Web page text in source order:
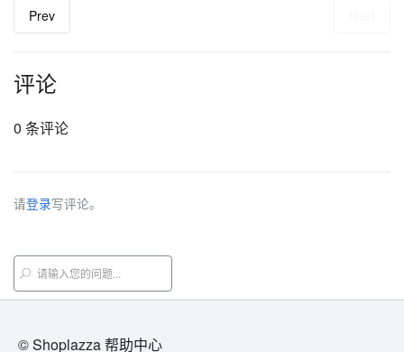
Prev
评论
0 条评论
请登录写评论。
© Shoplazza 帮助中心